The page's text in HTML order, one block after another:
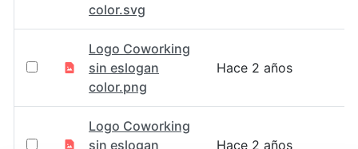
color.svg
Logo Coworking
sin eslogan
color.png
Hace 2 años
Logo Coworking
sin eslogan
Hace 2 años